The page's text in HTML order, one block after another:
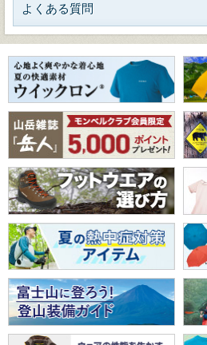
よくある質問